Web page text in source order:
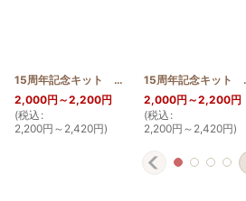
15周年記念キット デイゴ 30cm [
2,000円 ～2,200円
(税込 :
2,200円 ～2,420円)
15周年
2,000円 ～2,200円
(税込 :
2,200円 ～2,420円)